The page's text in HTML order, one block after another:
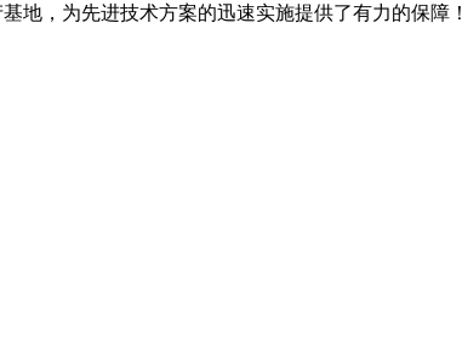
地，为先进技术方案的迅速实施提供了有力的保障！